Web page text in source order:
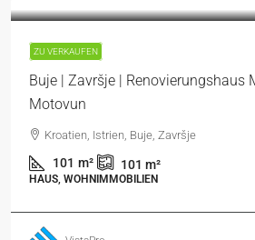
ZU VERKAUFEN
Buje | Završje | Renovierungshaus
Motovun
Kroatien, Istrien, Buje, Završje
101 m² 101 m²
HAUS, WOHNIMMOBILIEN